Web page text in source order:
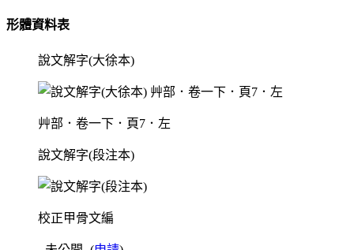
形體資料表
說文解字(大徐本)
艸部．卷一下．頁7．左
說文解字(段注本)
校正甲骨文編